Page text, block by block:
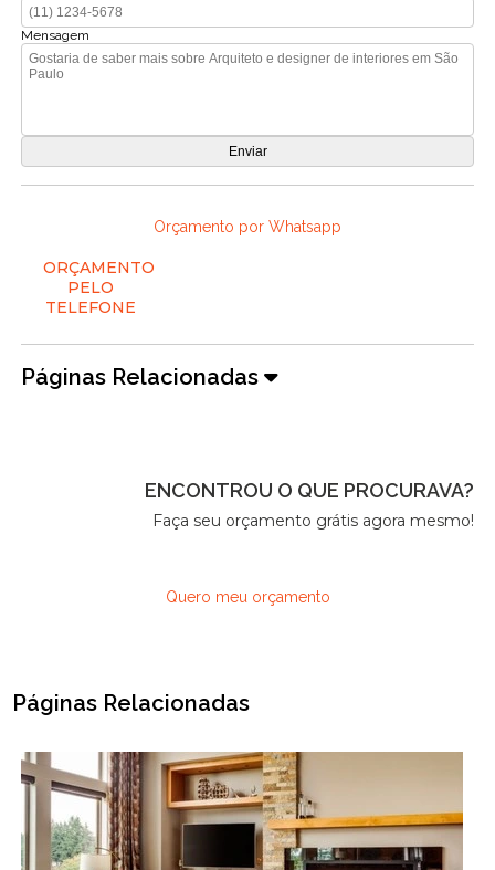
Mensagem
Orçamento por Whatsapp
ORÇAMENTO
PELO
TELEFONE
Páginas Relacionadas
ENCONTROU O QUE PROCURAVA?
Faça seu orçamento grátis agora mesmo!
Quero meu orçamento
Páginas Relacionadas